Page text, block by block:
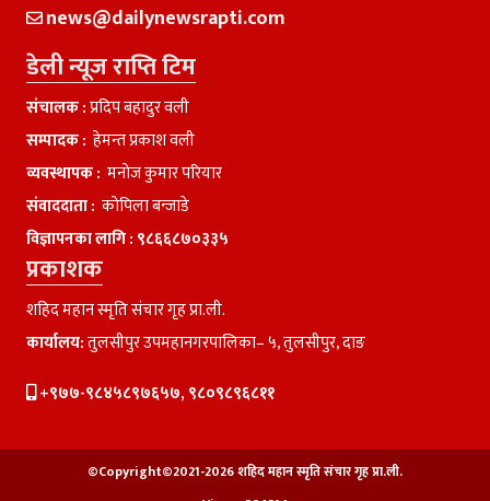
news@dailynewsrapti.com
डेली न्यूज राप्ति टिम
संचालक :प्रदिप बहादुर वली
सम्पादक : हेमन्त प्रकाश वली
व्यवस्थापक : मनाेज कुमार परियार
संवाददाता : काेपिला बन्जाडे
विज्ञापनका लागि : ९८६६८७०३३५
प्रकाशक
शहिद महान स्मृति संचार गृह प्रा.ली.
कार्यालय:तुलसीपुर उपमहानगरपालिका– ५, तुलसीपुर, दाङ
+९७७-९८४५८९७६५७, ९८०९८९६८११
©Copyright©2021-2026 शहिद महान स्मृति संचार गृह प्रा.ली.